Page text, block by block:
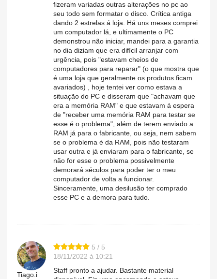
fizeram variadas outras alterações no pc ao
seu todo sem formatar o disco. Crítica antiga
dando 2 estrelas á loja: Há uns meses comprei
um computador lá, e ultimamente o PC
demonstrou não iniciar, mandei para a garantia
no dia diziam que era difícil arranjar com
urgência, pois "estavam cheios de
computadores para reparar" (o que mostra que
é uma loja que geralmente os produtos ficam
avariados) , hoje tentei ver como estava a
situação do PC e disseram que "achavam que
era a memória RAM" e que estavam á espera
de "receber uma memória RAM para testar se
esse é o problema", além de terem enviado a
RAM já para o fabricante, ou seja, nem sabem
se o problema é da RAM, pois não testaram
usar outra e já enviaram para o fabricante, se
não for esse o problema possivelmente
demorará séculos para poder ter o meu
computador de volta a funcionar.
Sinceramente, uma desilusão ter comprado
esse PC e a demora para tudo.
Tiago.i
5 / 5
18/11/2022 à 10:21
Staff pronto a ajudar. Bastante material